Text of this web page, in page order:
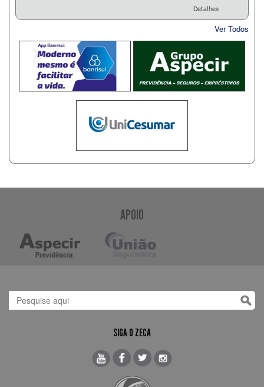
Detalhes
Ver Todos
APOIO
SIGA O ZECA